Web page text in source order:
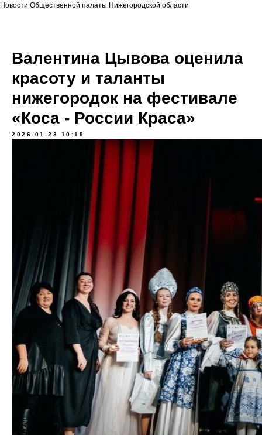
Новости Общественной палаты Нижегородской области
Валентина Цывова оценила
красоту и таланты
нижегородок на фестивале
«Коса - России Краса»
2026-01-23 10:19